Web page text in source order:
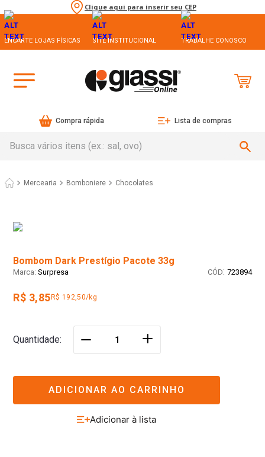
Clique aqui para inserir seu CEP
ENCARTE LOJAS FÍSICAS SITE INSTITUCIONAL TRABALHE CONOSCO
Compra rápida Lista de compras
Mercearia Bomboniere Chocolates
Bombom Dark Prestígio Pacote 33g
Surpresa : 723894
R$ 3,85 R$ 192,50/kg
Quantidade ＋
ADICIONAR AO CARRINHO